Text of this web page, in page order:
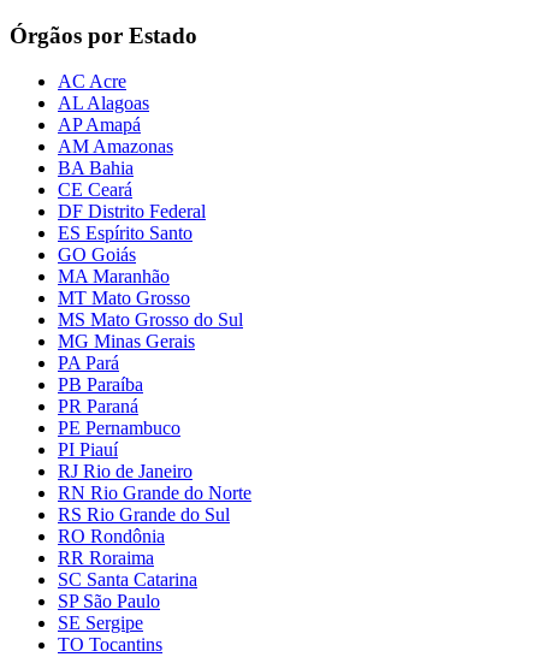
Órgãos por Estado
AC Acre
AL Alagoas
AP Amapá
AM Amazonas
BA Bahia
CE Ceará
DF Distrito Federal
ES Espírito Santo
GO Goiás
MA Maranhão
MT Mato Grosso
MS Mato Grosso do Sul
MG Minas Gerais
PA Pará
PB Paraíba
PR Paraná
PE Pernambuco
PI Piauí
RJ Rio de Janeiro
RN Rio Grande do Norte
RS Rio Grande do Sul
RO Rondônia
RR Roraima
SC Santa Catarina
SP São Paulo
SE Sergipe
TO Tocantins